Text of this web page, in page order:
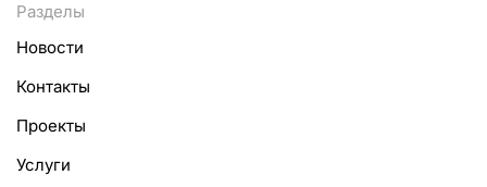
Разделы
Новости
Контакты
Проекты
Услуги